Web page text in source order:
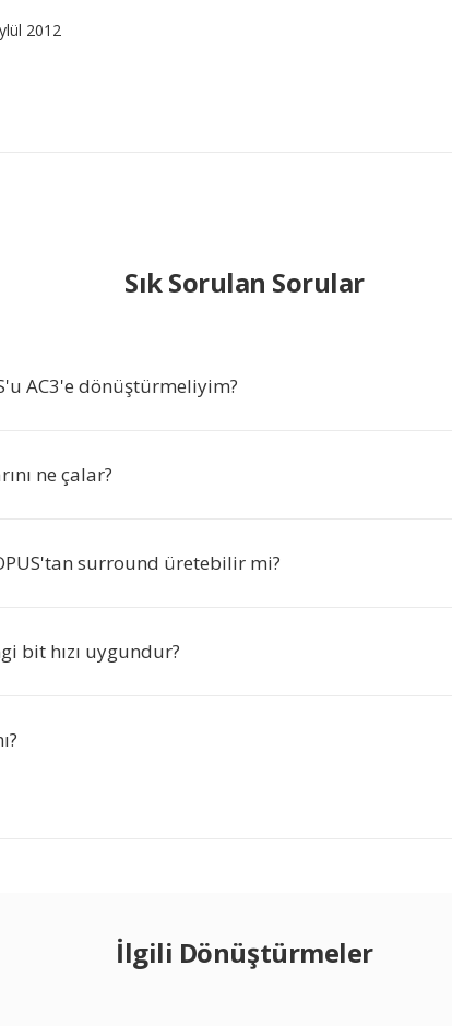
2012
Sık Sorulan Sorular
AC3'e dönüştürmeliyim?
ne çalar?
surround üretebilir mi?
bit hızı uygundur?
İlgili Dönüştürmeler